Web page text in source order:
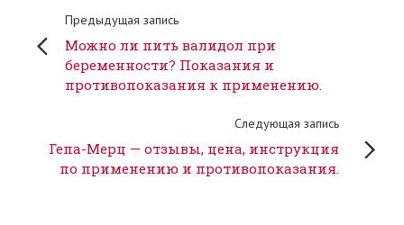
Предыдущая запись
Можно ли пить валидол при
беременности? Показания и
противопоказания к применению.
Следующая запись
Гепа-Мерц — отзывы, цена, инструкция
по применению и противопоказания.